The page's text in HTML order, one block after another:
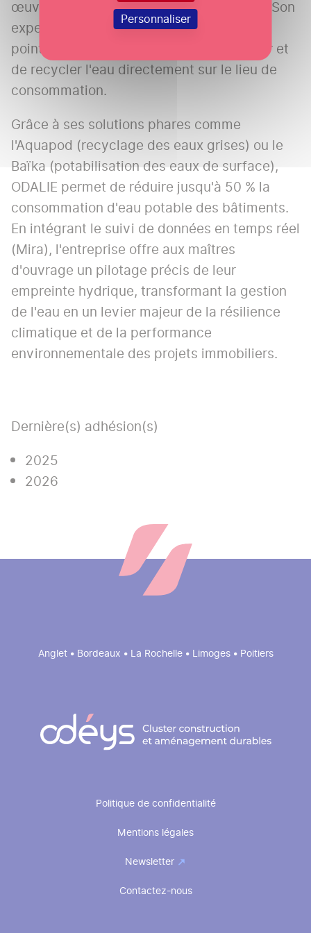
Personnaliser
œuvre de solutions de sobriété hydrique. Son
expertise repose sur des technologies de
pointe miniaturisées permettant de traiter et
de recycler l'eau directement sur le lieu de
consommation.
Grâce à ses solutions phares comme
l'Aquapod (recyclage des eaux grises) ou le
Baïka (potabilisation des eaux de surface),
ODALIE permet de réduire jusqu'à 50 % la
consommation d'eau potable des bâtiments.
En intégrant le suivi de données en temps réel
(Mira), l'entreprise offre aux maîtres
d'ouvrage un pilotage précis de leur
empreinte hydrique, transformant la gestion
de l'eau en un levier majeur de la résilience
climatique et de la performance
environnementale des projets immobiliers.
Dernière(s) adhésion(s)
2025
2026
Anglet • Bordeaux • La Rochelle • Limoges • Poitiers
Politique de confidentialité
Mentions légales
Newsletter
Contactez-nous